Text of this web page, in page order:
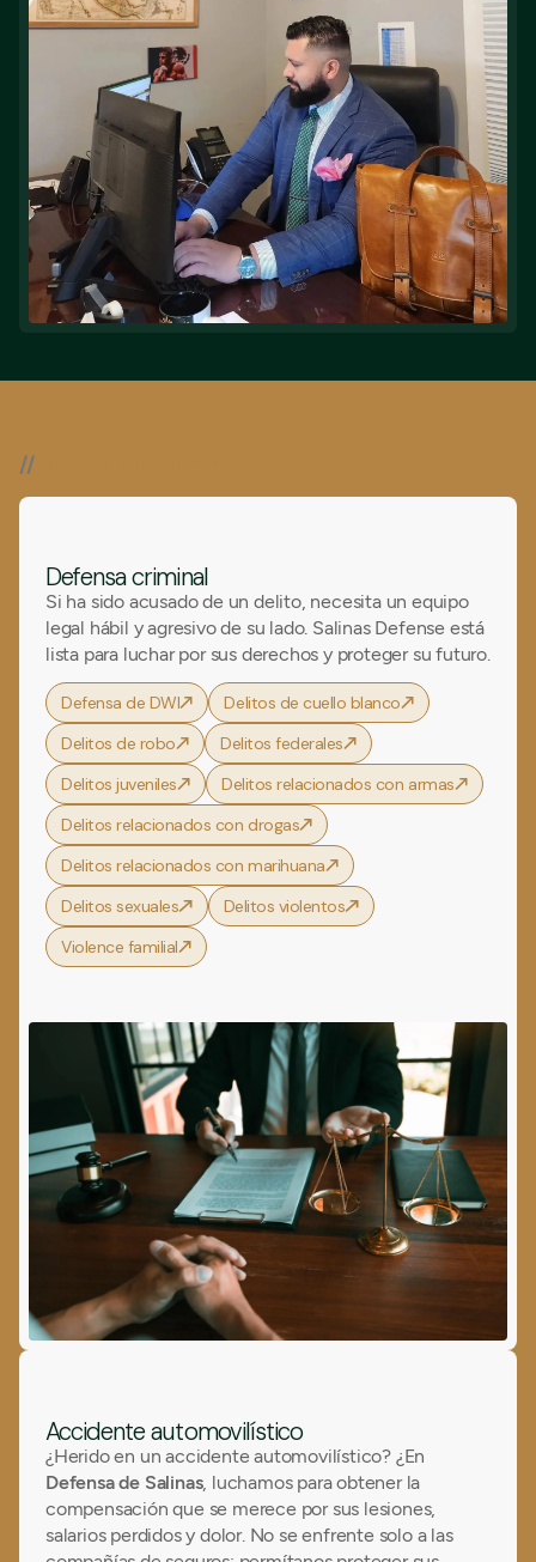
//
Defensa criminal
Si ha sido acusado de un delito, necesita un equipo
legal hábil y agresivo de su lado. Salinas Defense está
lista para luchar por sus derechos y proteger su futuro.
Defensa de DWI
Delitos de cuello blanco
Delitos de robo
Delitos federales
Delitos juveniles
Delitos relacionados con armas
Delitos relacionados con drogas
Delitos relacionados con marihuana
Delitos sexuales
Delitos violentos
Violence familial
Accidente automovilístico
¿Herido en un accidente automovilístico? ¿En
Defensa de Salinas, luchamos para obtener la
compensación que se merece por sus lesiones,
salarios perdidos y dolor. No se enfrente solo a las